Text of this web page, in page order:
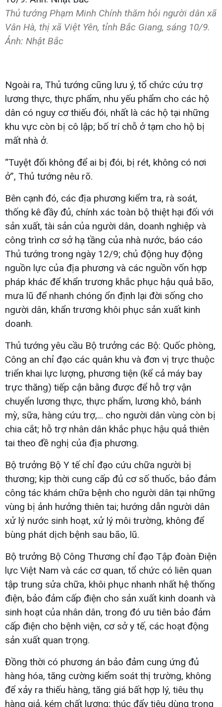
Thủ tướng Phạm Minh Chính thăm hỏi người dân xã
Vân Hà, thị xã Việt Yên, tỉnh Bắc Giang, sáng 10/9.
Ảnh: Nhật Bắc
Ngoài ra, Thủ tướng cũng lưu ý, tổ chức cứu trợ
lương thực, thực phẩm, nhu yếu phẩm cho các hộ
dân có nguy cơ thiếu đói, nhất là các hộ tại những
khu vực còn bị cô lập; bố trí chỗ ở tạm cho hộ bị
mất nhà ở.
“Tuyệt đối không để ai bị đói, bị rét, không có nơi
ở”, Thủ tướng nêu rõ.
Bên cạnh đó, các địa phương kiểm tra, rà soát,
thống kê đầy đủ, chính xác toàn bộ thiệt hại đối với
sản xuất, tài sản của người dân, doanh nghiệp và
công trình cơ sở hạ tầng của nhà nước, báo cáo
Thủ tướng trong ngày 12/9; chủ động huy động
nguồn lực của địa phương và các nguồn vốn hợp
pháp khác để khẩn trương khắc phục hậu quả bão,
mưa lũ để nhanh chóng ổn định lại đời sống cho
người dân, khẩn trương khôi phục sản xuất kinh
doanh.
Thủ tướng yêu cầu Bộ trưởng các Bộ: Quốc phòng,
Công an chỉ đạo các quân khu và đơn vị trực thuộc
triển khai lực lượng, phương tiện (kể cả máy bay
trực thăng) tiếp cận bằng được để hỗ trợ vận
chuyển lương thực, thực phẩm, lương khô, bánh
mỳ, sữa, hàng cứu trợ,... cho người dân vùng còn bị
chia cắt; hỗ trợ nhân dân khắc phục hậu quả thiên
tai theo đề nghị của địa phương.
Bộ trưởng Bộ Y tế chỉ đạo cứu chữa người bị
thương; kịp thời cung cấp đủ cơ số thuốc, bảo đảm
công tác khám chữa bệnh cho người dân tại những
vùng bị ảnh hưởng thiên tai; hướng dẫn người dân
xử lý nước sinh hoạt, xử lý môi trường, không để
bùng phát dịch bệnh sau bão, lũ.
Bộ trưởng Bộ Công Thương chỉ đạo Tập đoàn Điện
lực Việt Nam và các cơ quan, tổ chức có liên quan
tập trung sửa chữa, khôi phục nhanh nhất hệ thống
điện, bảo đảm cấp điện cho sản xuất kinh doanh và
sinh hoạt của nhân dân, trong đó ưu tiên bảo đảm
cấp điện cho bệnh viện, cơ sở y tế, các hoạt động
sản xuất quan trọng.
Đồng thời có phương án bảo đảm cung ứng đủ
hàng hóa, tăng cường kiểm soát thị trường, không
để xảy ra thiếu hàng, tăng giá bất hợp lý, tiêu thụ
hàng giả, kém chất lượng; thúc đẩy tiêu dùng trong